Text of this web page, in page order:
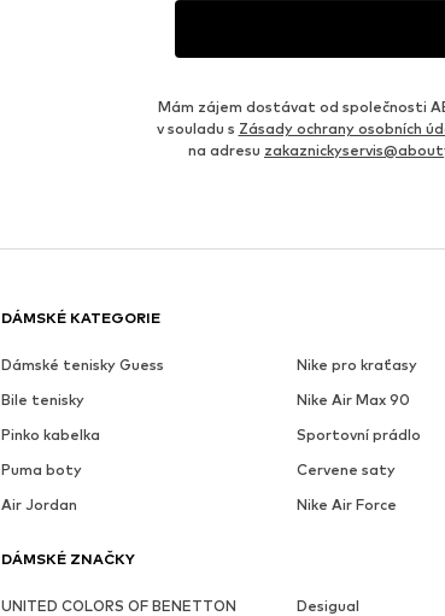
Mám zájem dostávat od společnosti
v souladu s Zásady ochrany osobních
na adresu
DÁMSKÉ KATEGORIE
Dámské tenisky Guess Nike pro kraťasy
Bile tenisky
Nike Air Max 90
Pinko kabelka
Sportovní prádlo
Puma boty
Cervene saty
Air Jordan
Nike Air Force
DÁMSKÉ ZNAČKY
UNITED COLORS OF BENETTON Desigual